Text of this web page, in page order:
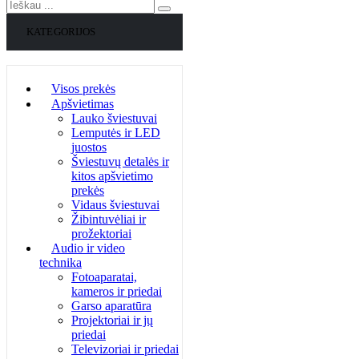
KATEGORIJOS
Visos prekės
Apšvietimas
Lauko šviestuvai
Lemputės ir LED
juostos
Šviestuvų detalės ir
kitos apšvietimo
prekės
Vidaus šviestuvai
Žibintuvėliai ir
prožektoriai
Audio ir video
technika
Fotoaparatai,
kameros ir priedai
Garso aparatūra
Projektoriai ir jų
priedai
Televizoriai ir priedai